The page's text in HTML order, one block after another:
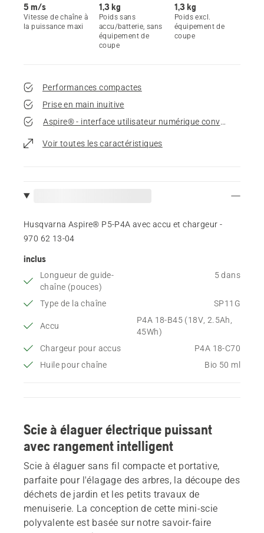
5 m/s
Vitesse de chaîne à
la puissance maxi
1,3 kg
Poids sans
accu/batterie, sans
équipement de
coupe
1,3 kg
Poids excl.
équipement de
coupe
Performances compactes
Prise en main inuitive
Aspire® - interface utilisateur numérique conviviale
Voir toutes les caractéristiques
Husqvarna Aspire® P5-P4A avec accu et chargeur -
970 62 13‑04
inclus
Longueur de guide-
chaîne (pouces)
5 dans
Type de la chaîne SP11G
Accu
P4A 18-B45 (18V, 2.5Ah,
45Wh)
Chargeur pour accus
P4A 18-C70
Huile pour chaîne
Bio 50 ml
Scie à élaguer électrique puissant
avec rangement intelligent
Scie à élaguer sans fil compacte et portative,
parfaite pour l'élagage des arbres, la découpe des
déchets de jardin et les petits travaux de
menuiserie. La conception de cette mini-scie
polyvalente est basée sur notre savoir-faire